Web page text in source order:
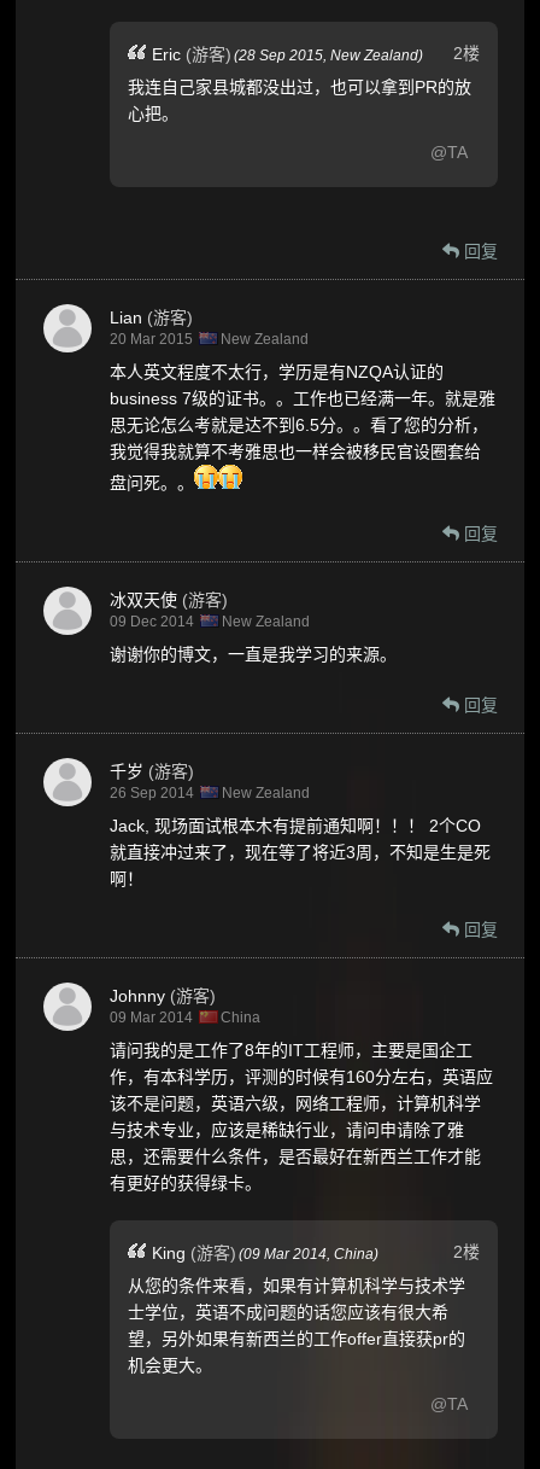
2楼
Eric (游客) (28 Sep 2015,New Zealand)
我连自己家县城都没出过，也可以拿到PR的放
心把。
@TA
回复
Lian (游客)
20 Mar 2015 New Zealand
本人英文程度不太行，学历是有NZQA认证的
business 7级的证书。。工作也已经满一年。就是雅
思无论怎么考就是达不到6.5分。。看了您的分析，
我觉得我就算不考雅思也一样会被移民官设圈套给
盘问死。。
回复
冰双天使 (游客)
09 Dec 2014 New Zealand
谢谢你的博文，一直是我学习的来源。
回复
千岁 (游客)
26 Sep 2014 New Zealand
Jack, 现场面试根本木有提前通知啊！！！ 2个CO
就直接冲过来了，现在等了将近3周，不知是生是死
啊！
回复
Johnny (游客)
09 Mar 2014 China
请问我的是工作了8年的IT工程师，主要是国企工
作，有本科学历，评测的时候有160分左右，英语应
该不是问题，英语六级，网络工程师，计算机科学
与技术专业，应该是稀缺行业，请问申请除了雅
思，还需要什么条件，是否最好在新西兰工作才能
有更好的获得绿卡。
2楼
King (游客) (09 Mar 2014,China)
从您的条件来看，如果有计算机科学与技术学
士学位，英语不成问题的话您应该有很大希
望，另外如果有新西兰的工作offer直接获pr的
机会更大。
@TA